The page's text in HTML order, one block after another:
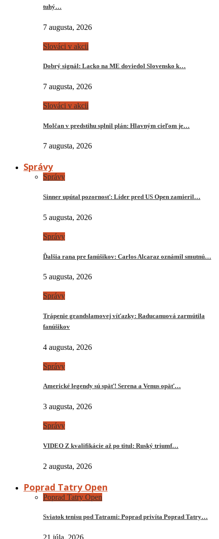
tuhý…
7 augusta, 2026
Slováci v akcii
Dobrý signál: Lacko na ME doviedol Slovensko k…
7 augusta, 2026
Slováci v akcii
Molčan v predstihu splnil plán: Hlavným cieľom je…
7 augusta, 2026
Správy
Správy
Sinner upútal pozornosť: Líder pred US Open zamieril…
5 augusta, 2026
Správy
Ďalšia rana pre fanúšikov: Carlos Alcaraz oznámil smutnú…
5 augusta, 2026
Správy
Trápenie grandslamovej víťazky: Raducanuová zarmútila
fanúšikov
4 augusta, 2026
Správy
Americké legendy sú späť! Serena a Venus opäť…
3 augusta, 2026
Správy
VIDEO Z kvalifikácie až po titul: Ruský triumf…
2 augusta, 2026
Poprad Tatry Open
Poprad Tatry Open
Sviatok tenisu pod Tatrami: Poprad privíta Poprad Tatry…
21 júla, 2026